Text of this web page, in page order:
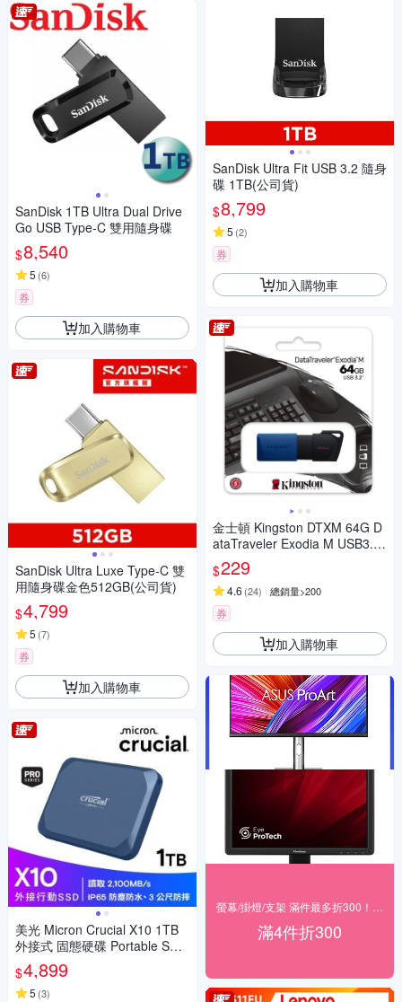
SanDisk 1TB Ultra Dual Drive
Go USB Type-C 雙用隨身碟
$8,540
5 (6)
券
加入購物車
SanDisk Ultra Luxe Type-C 雙
用隨身碟金色512GB(公司貨)
$4,799
5 (7)
券
加入購物車
美光 Micron Crucial X10 1TB
外接式 固態硬碟 Portable SSD
1000G Type-C CT1000X10SS
D9
$4,899
5 (3)
SanDisk Ultra Fit USB 3.2 隨身
碟 1TB(公司貨)
$8,799
5 (2)
券
加入購物車
金士頓 Kingston DTXM 64G D
ataTraveler Exodia M USB3.2
64GB 隨身碟 DTXM/64GB
$229
4.6 (24) 總銷量>200
券
加入購物車
滿4件折300